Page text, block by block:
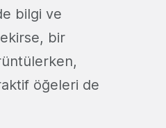
bilgi ve
bir
öğeleri de